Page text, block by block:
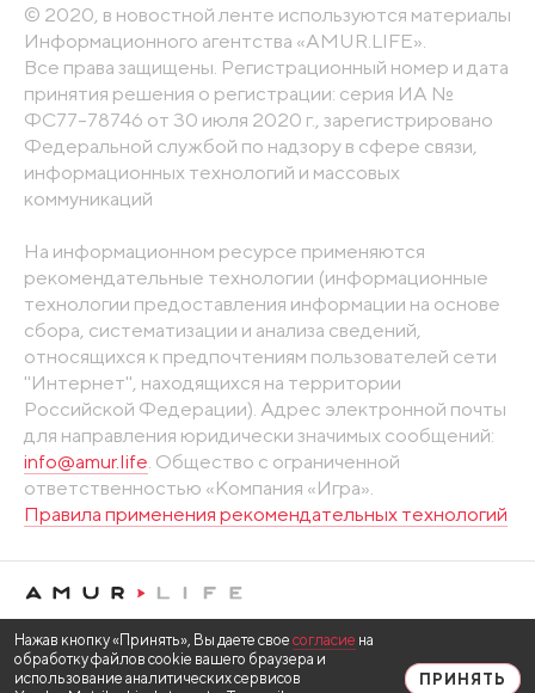
© 2020, в новостной ленте используются материалы
Информационного агентства «AMUR.LIFE».
Все права защищены. Регистрационный номер и дата
принятия решения о регистрации: серия ИА №
ФС77-78746 от 30 июля 2020 г., зарегистрировано
Федеральной службой по надзору в сфере связи,
информационных технологий и массовых
коммуникаций
На информационном ресурсе применяются
рекомендательные технологии (информационные
технологии предоставления информации на основе
сбора, систематизации и анализа сведений,
относящихся к предпочтениям пользователей сети
"Интернет", находящихся на территории
Российской Федерации). Адрес электронной почты
для направления юридически значимых сообщений:
info@amur.life . Общество с ограниченной
ответственностью «Компания «Игра».
Правила применения рекомендательных технологий
Нажав кнопку «Принять», Вы даете свое согласие на
обработку файлов cookie вашего браузера и
использование аналитических сервисов
ПРИНЯТЬ